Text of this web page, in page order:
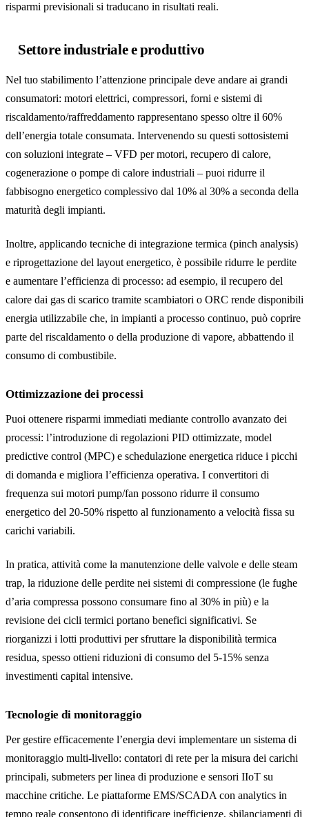
risparmi previsionali si traducano in risultati reali.
Settore industriale e produttivo
Nel tuo stabilimento l’attenzione principale deve andare ai grandi
consumatori: motori elettrici, compressori, forni e sistemi di
riscaldamento/raffreddamento rappresentano spesso oltre il 60%
dell’energia totale consumata. Intervenendo su questi sottosistemi
con soluzioni integrate – VFD per motori, recupero di calore,
cogenerazione o pompe di calore industriali – puoi ridurre il
fabbisogno energetico complessivo dal 10% al 30% a seconda della
maturità degli impianti.
Inoltre, applicando tecniche di integrazione termica (pinch analysis)
e riprogettazione del layout energetico, è possibile ridurre le perdite
e aumentare l’efficienza di processo: ad esempio, il recupero del
calore dai gas di scarico tramite scambiatori o ORC rende disponibili
energia utilizzabile che, in impianti a processo continuo, può coprire
parte del riscaldamento o della produzione di vapore, abbattendo il
consumo di combustibile.
Ottimizzazione dei processi
Puoi ottenere risparmi immediati mediante controllo avanzato dei
processi: l’introduzione di regolazioni PID ottimizzate, model
predictive control (MPC) e schedulazione energetica riduce i picchi
di domanda e migliora l’efficienza operativa. I convertitori di
frequenza sui motori pump/fan possono ridurre il consumo
energetico del 20-50% rispetto al funzionamento a velocità fissa su
carichi variabili.
In pratica, attività come la manutenzione delle valvole e delle steam
trap, la riduzione delle perdite nei sistemi di compressione (le fughe
d’aria compressa possono consumare fino al 30% in più) e la
revisione dei cicli termici portano benefici significativi. Se
riorganizzi i lotti produttivi per sfruttare la disponibilità termica
residua, spesso ottieni riduzioni di consumo del 5-15% senza
investimenti capital intensive.
Tecnologie di monitoraggio
Per gestire efficacemente l’energia devi implementare un sistema di
monitoraggio multi-livello: contatori di rete per la misura dei carichi
principali, submeters per linea di produzione e sensori IIoT su
macchine critiche. Le piattaforme EMS/SCADA con analytics in
tempo reale consentono di identificare inefficienze, sbilanciamenti di